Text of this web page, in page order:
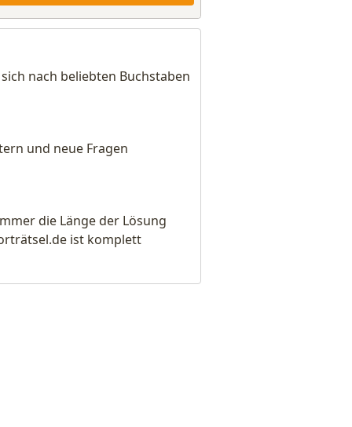
nach beliebten Buchstaben
und neue Fragen
die Länge der Lösung
ist komplett